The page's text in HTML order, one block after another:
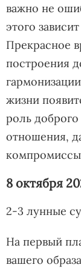
важно не
этого
Прекрасное
построения
жизни
роль
отношения,
8 октября
2-3 лунные
На первый
вашего